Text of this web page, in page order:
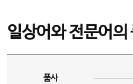
일상어와 전문어의
품사